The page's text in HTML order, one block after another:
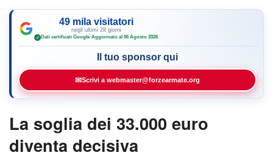
49 mila visitatori
negli ultimi 28 giorni
✓ Dati certificati Google·Aggiornato al 06 Agosto 2026
Il tuo sponsor qui
✉Scrivi a webmaster@forzearmate.org
La soglia dei 33.000 euro
diventa decisiva